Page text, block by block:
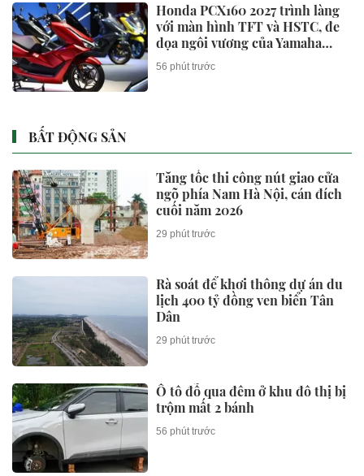
Honda PCX160 2027 trình làng
với màn hình TFT và HSTC, đe
dọa ngôi vương của Yamaha
NVX và Honda SH
56 phút trước
BẤT ĐỘNG SẢN
Tăng tốc thi công nút giao cửa
ngõ phía Nam Hà Nội, cán đích
cuối năm 2026
29 phút trước
Rà soát để khơi thông dự án du
lịch 400 tỷ đồng ven biển Tân
Dân
29 phút trước
Ô tô đỗ qua đêm ở khu đô thị bị
trộm mất 2 bánh
56 phút trước